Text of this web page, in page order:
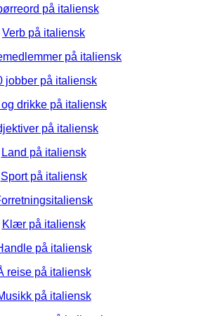
på italiensk
Verb på italiensk
på italiensk
jobber på italiensk
og drikke på italiensk
på italiensk
Land på italiensk
Sport på italiensk
Klær på italiensk
på italiensk
reise på italiensk
på italiensk